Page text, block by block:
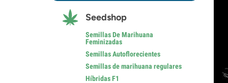
Seedshop
Semillas De Marihuana
Feminizadas
Semillas Autoflorecientes
Semillas de marihuana regulares
Híbridas F1